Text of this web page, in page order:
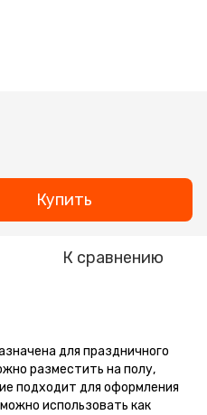
Купить
К сравнению
для праздничного
разместить на полу,
подходит для оформления
использовать как